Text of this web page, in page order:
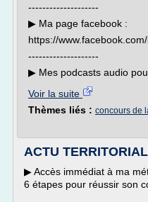
--------------------
▶︎ Ma page facebook :
https://
--------------------
▶︎ Mes podcasts audio
Voir la suite
Thèmes liés : concours de
ACTU
▶︎ Accès immédiat à ma
6 étapes pour réussir son